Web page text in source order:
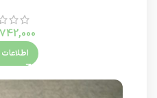
742,000